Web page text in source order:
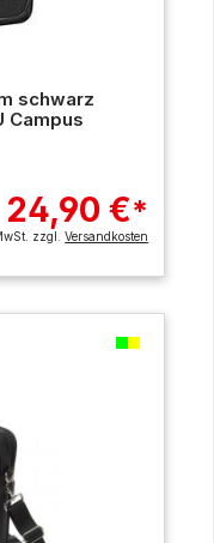
schwarz
Campus
24,90 €*
zzgl.Versandkosten